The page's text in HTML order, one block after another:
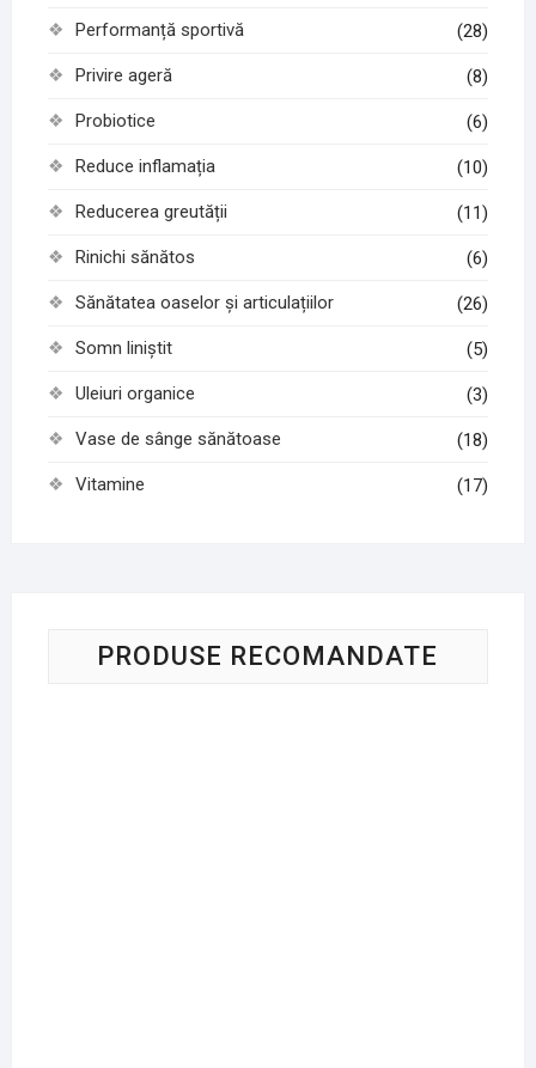
Performanță sportivă (28)
Privire ageră (8)
Probiotice (6)
Reduce inflamația (10)
Reducerea greutății (11)
Rinichi sănătos (6)
Sănătatea oaselor și articulațiilor (26)
Somn liniștit (5)
Uleiuri organice (3)
Vase de sânge sănătoase (18)
Vitamine (17)
PRODUSE RECOMANDATE